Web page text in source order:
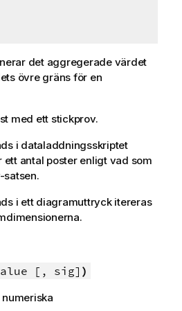
det aggregerade värdet
övre gräns för en
med ett stickprov.
i dataladdningsskriptet
antal poster enligt vad som
satsen.
i ett diagramuttryck itereras
[, sig] )
numeriska